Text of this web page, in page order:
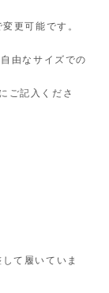
更可能です。
由なサイズでの
ご記入くださ
て履いていま